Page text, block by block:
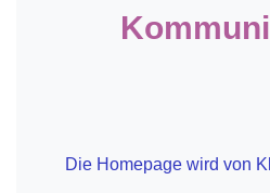
Die Homepage wird von